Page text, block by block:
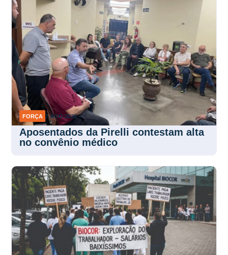
FORÇA 7 AGO 2026
Aposentados da Pirelli contestam alta
no convênio médico